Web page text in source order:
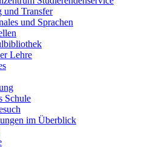
und Transfer
und Sprachen
Lehre
Schule
im Überblick